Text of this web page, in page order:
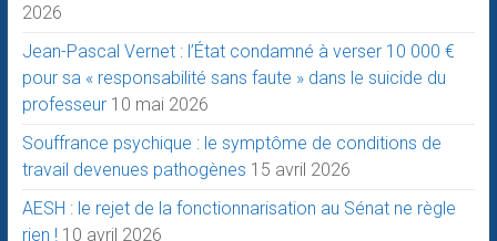
2026
Jean-Pascal Vernet : l’État condamné à verser 10 000 €
pour sa « responsabilité sans faute » dans le suicide du
professeur 10 mai 2026
Souffrance psychique : le symptôme de conditions de
travail devenues pathogènes 15 avril 2026
AESH : le rejet de la fonctionnarisation au Sénat ne règle
rien ! 10 avril 2026